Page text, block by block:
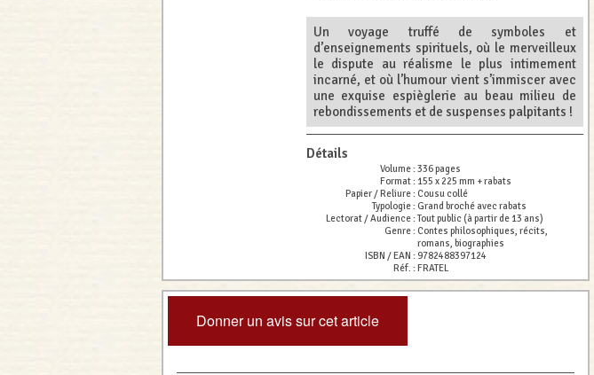
Un voyage truffé de symboles et
d’enseignements spirituels, où le merveilleux
le dispute au réalisme le plus intimement
incarné, et où l’humour vient s’immiscer avec
une exquise espièglerie au beau milieu de
rebondissements et de suspenses palpitants !
Détails
Volume :336 pages
Format : 155 x 225 mm + rabats
Papier / Reliure :Cousu collé
Typologie :Grand broché avec rabats
Lectorat / Audience :Tout public (à partir de 13 ans)
Genre :Contes philosophiques, récits,
romans, biographies
ISBN / EAN :9782488397124
Réf. : FRATEL
Donner un avis sur cet article